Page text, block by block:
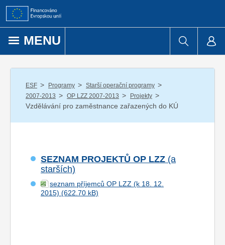
Přejít k obsahu
MENU
ESF / Programy / Starší operační programy /
2007-2013 / OP LZZ 2007-2013 / Projekty /
Vzdělávání pro zaměstnance zařazených do KÚ
SEZNAM PROJEKTŮ OP LZZ (a
starších)
seznam příjemců OP LZZ (k 18. 12.
2015)